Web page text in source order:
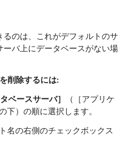
のは、これがデフォルトのサ
バ上にデータベースがない場
削除するには:
タベースサーバ］
（［アプリケ
下）の順に選択します。
名の右側のチェックボックス